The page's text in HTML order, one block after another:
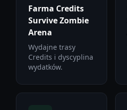
Farma Credits
Survive Zombie
Arena
Wydajne trasy
Credits i dyscyplina
wydatków.